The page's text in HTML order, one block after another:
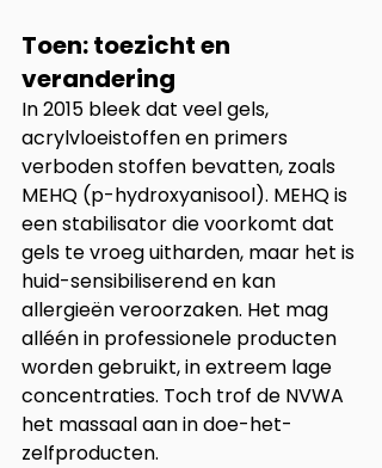
Toen: toezicht en
verandering
In 2015 bleek dat veel gels,
acrylvloeistoffen en primers
verboden stoffen bevatten, zoals
MEHQ (p-hydroxyanisool). MEHQ is
een stabilisator die voorkomt dat
gels te vroeg uitharden, maar het is
huid-sensibiliserend en kan
allergieën veroorzaken. Het mag
alléén in professionele producten
worden gebruikt, in extreem lage
concentraties. Toch trof de NVWA
het massaal aan in doe-het-
zelfproducten.